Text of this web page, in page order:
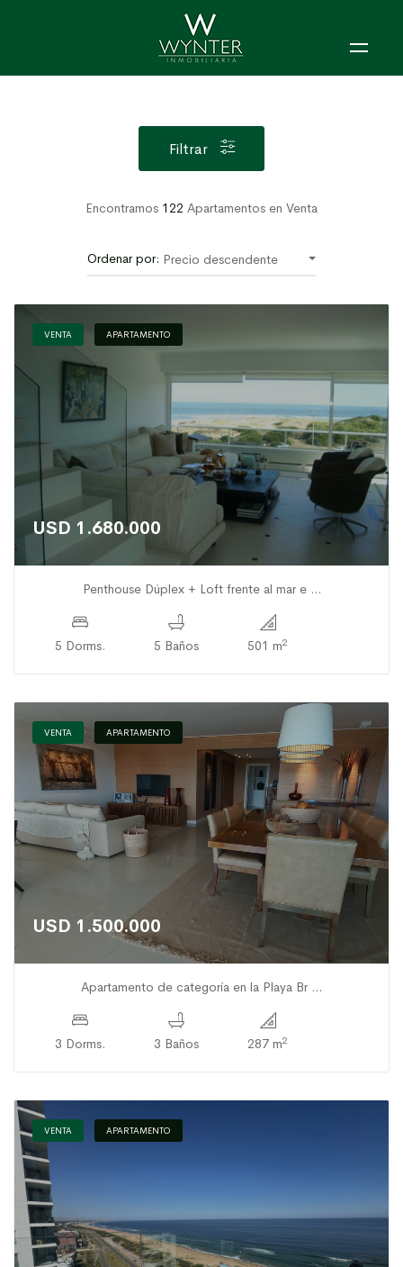
Filtrar
Encontramos 122 Apartamentos en Venta
Ordenar por: Precio descendente
VENTA APARTAMENTO
USD 1.680.000
Penthouse Dúplex + Loft frente al mar e ...
5 Dorms. 5 Baños 501 m2
VENTA APARTAMENTO
USD 1.500.000
Apartamento de categoría en la Playa Br ...
3 Dorms. 3 Baños 287 m2
VENTA APARTAMENTO